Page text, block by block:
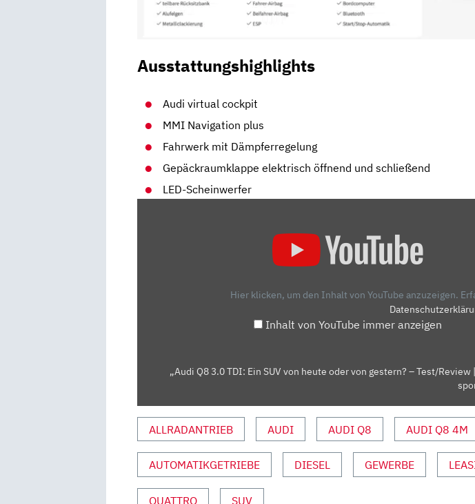
Ausstattungshighlights
Audi virtual cockpit
MMI Navigation plus
Fahrwerk mit Dämpferregelung
Gepäckraumklappe elektrisch öffnend und schließend
LED-Scheinwerfer
GESTERN?
TEST/REVIEW
|
AUTO
MOTOR
UND
SPORT“
Hier klicken, um den Inhalt von YouTube anzuzeigen.
Inhalt von YouTube immer anzeigen
„Audi Q8 3.0 TDI: Ein SUV von heute oder von gestern? – Test/
ALLRADANTRIEB AUDI AUDI Q8 AUDI Q8 4M
AUTOMATIKGETRIEBE DIESEL GEWERBE
QUATTRO SUV